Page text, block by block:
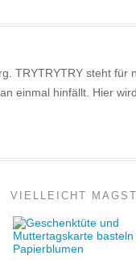
TRYTRYTRY steht
einmal hinfällt. Hier
VIELLEICHT